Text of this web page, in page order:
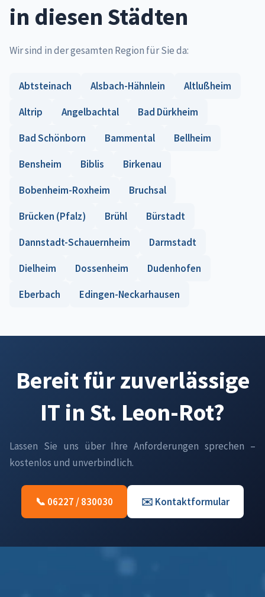
in diesen Städten
Wir sind in der gesamten Region für Sie da:
Abtsteinach Alsbach-Hähnlein
Altlußheim
Altrip
Angelbachtal
Bad Dürkheim
Bad Schönborn
Bammental
Bellheim
Bensheim
Biblis
Birkenau
Bobenheim-Roxheim
Bruchsal
Brücken (Pfalz)
Brühl
Bürstadt
Dannstadt-Schauernheim
Darmstadt
Dielheim
Dossenheim
Dudenhofen
Eberbach
Edingen-Neckarhausen
Bereit für zuverlässige
IT in St. Leon-Rot?
Lassen Sie uns über Ihre Anforderungen sprechen –
kostenlos und unverbindlich.
📞 06227 / 830030 ✉️ Kontaktformular